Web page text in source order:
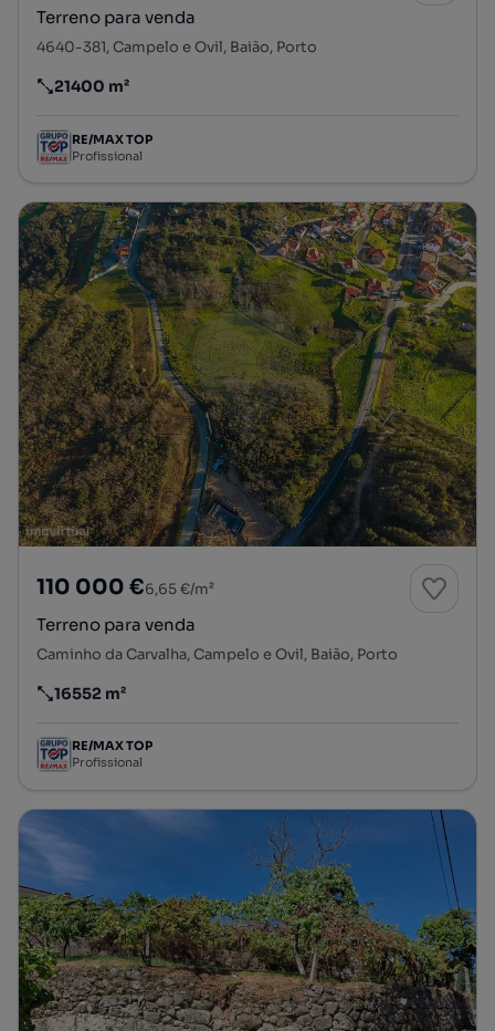
Terreno para venda
4640-381, Campelo e Ovil, Baião, Porto
Preço por metro quadrado
21400 m²
RE/MAX TOP
Profissional
110 000 €6,65 €/m²
Terreno para venda
Caminho da Carvalha, Campelo e Ovil, Baião, Porto
Preço por metro quadrado
16552 m²
RE/MAX TOP
Profissional